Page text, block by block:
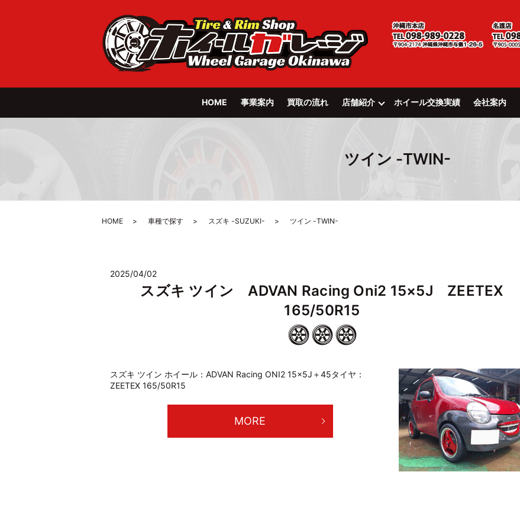
HOME 事業案内 買取の流れ 店舗紹介 ホイール交換実績 会社案内
ツイン -TWIN-
HOME 車種で探す スズキ -SUZUKI- ツイン -TWIN-
2025/04/02
スズキ ツイン ADVAN Racing Oni2 15×5J ZEETEX
165/50R15
スズキ ツイン ホイール：ADVAN Racing ONI2 15×5J＋45タイヤ：
ZEETEX 165/50R15
MORE